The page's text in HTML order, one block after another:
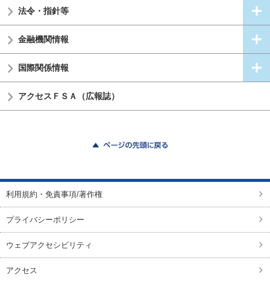
法令・指針等
金融機関情報
国際関係情報
アクセスＦＳＡ（広報誌）
利用規約・免責事項/著作権
プライバシーポリシー
ウェブアクセシビリティ
アクセス